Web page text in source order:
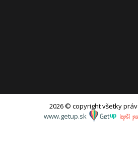
2026 © copyright všetky
www.getup.sk